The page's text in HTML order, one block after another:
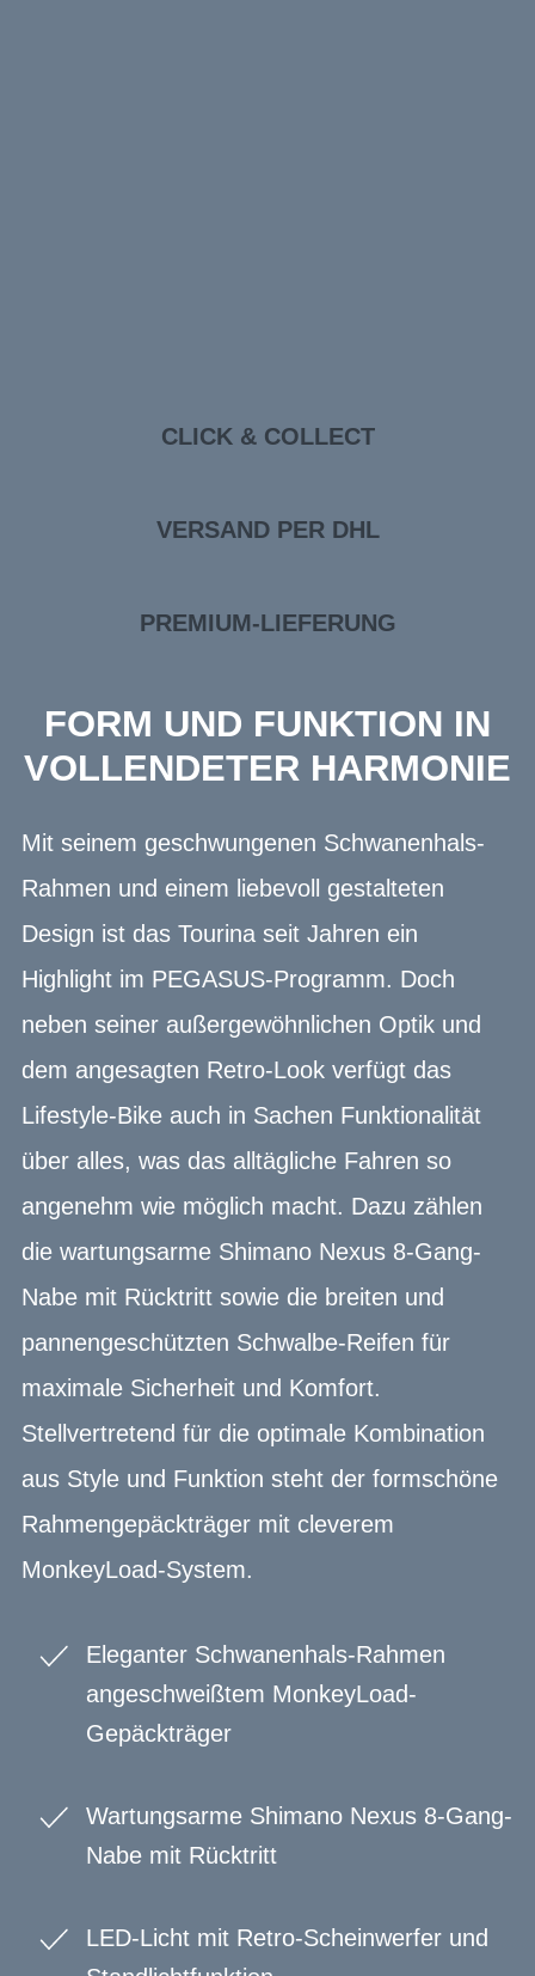
CLICK & COLLECT
VERSAND PER DHL
PREMIUM-LIEFERUNG
FORM UND FUNKTION IN
VOLLENDETER HARMONIE
Mit seinem geschwungenen Schwanenhals-
Rahmen und einem liebevoll gestalteten
Design ist das Tourina seit Jahren ein
Highlight im PEGASUS-Programm. Doch
neben seiner außergewöhnlichen Optik und
dem angesagten Retro-Look verfügt das
Lifestyle-Bike auch in Sachen Funktionalität
über alles, was das alltägliche Fahren so
angenehm wie möglich macht. Dazu zählen
die wartungsarme Shimano Nexus 8-Gang-
Nabe mit Rücktritt sowie die breiten und
pannengeschützten Schwalbe-Reifen für
maximale Sicherheit und Komfort.
Stellvertretend für die optimale Kombination
aus Style und Funktion steht der formschöne
Rahmengepäckträger mit cleverem
MonkeyLoad-System.
Eleganter Schwanenhals-Rahmen
angeschweißtem MonkeyLoad-
Gepäckträger
Wartungsarme Shimano Nexus 8-Gang-
Nabe mit Rücktritt
LED-Licht mit Retro-Scheinwerfer und